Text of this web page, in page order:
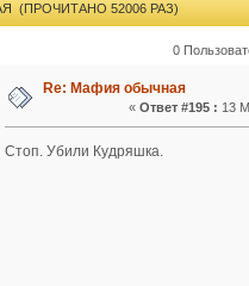
(ПРОЧИТАНО 52006 РАЗ)
0
Re: Мафия обычная
«Ответ #195 : 13
Стоп. Убили Кудряшка.